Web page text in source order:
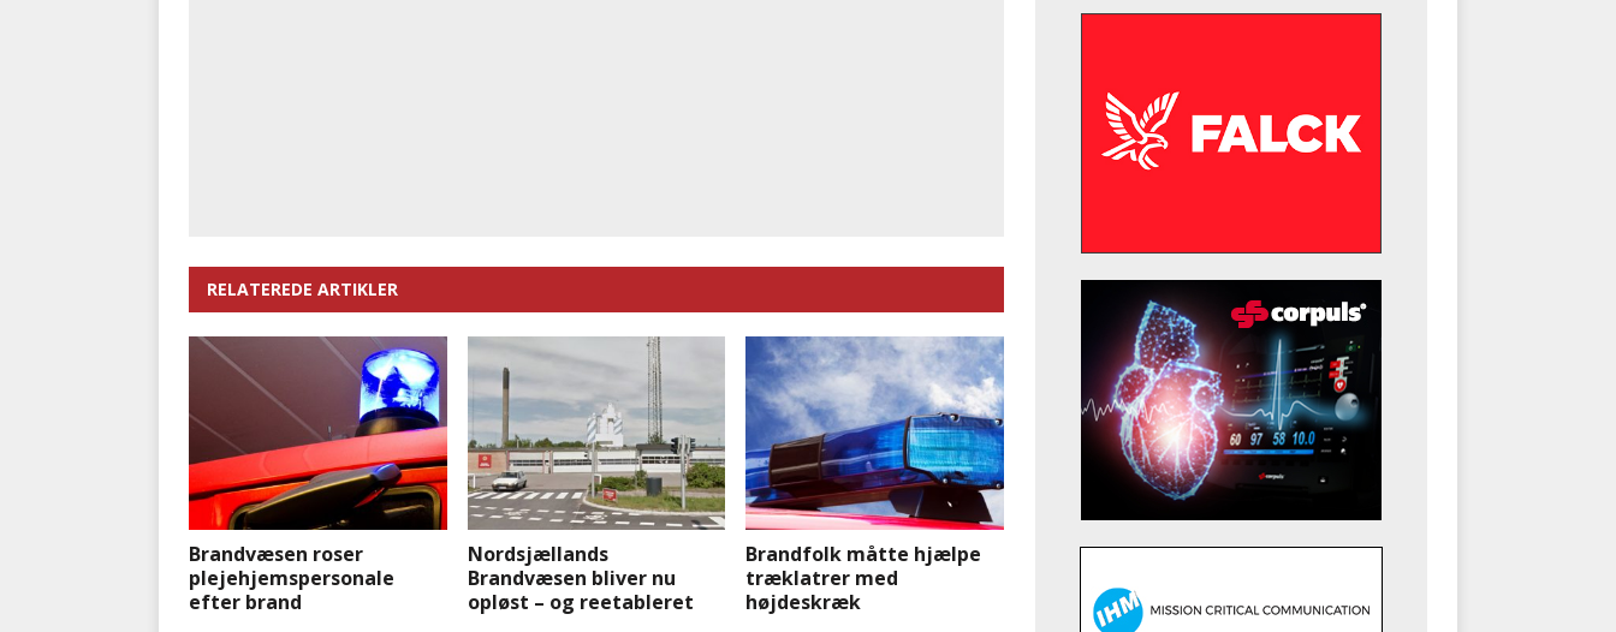
RELATEREDE ARTIKLER
Brandvæsen roser
plejehjemspersonale
efter brand
Nordsjællands
Brandvæsen bliver nu
opløst – og reetableret
Brandfolk måtte hjælpe
træklatrer med
højdeskræk